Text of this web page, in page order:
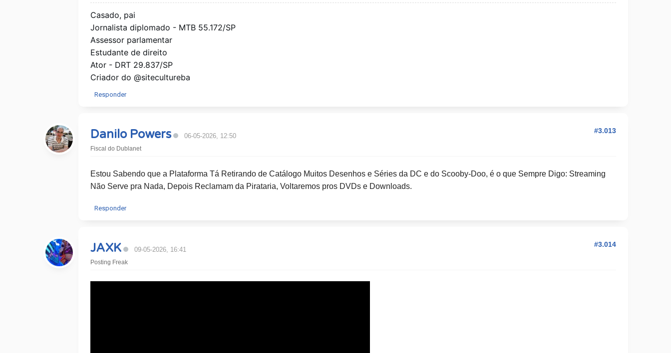
Casado, pai
Jornalista diplomado - MTB 55.172/SP
Assessor parlamentar
Estudante de direito
Ator - DRT 29.837/SP
Criador do @sitecultureba
Responder
Danilo Powers 06-05-2026, 12:50
Fiscal do Dublanet
#3.013
Estou Sabendo que a Plataforma Tá Retirando de Catálogo Muitos Desenhos e Séries da DC e do Scooby-Doo, é o que Sempre Digo: Streaming
Não Serve pra Nada, Depois Reclamam da Pirataria, Voltaremos pros DVDs e Downloads.
Responder
JAXK 09-05-2026, 16:41
Posting Freak
#3.014